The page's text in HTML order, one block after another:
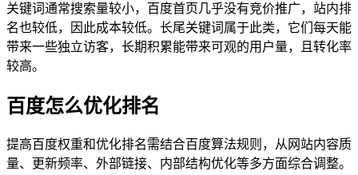
关键词通常搜索量较小，百度首页几乎没有竞价推广，站内排
名也较低，因此成本较低。长尾关键词属于此类，它们每天能
带来一些独立访客，长期积累能带来可观的用户量，且转化率
较高。
百度怎么优化排名
提高百度权重和优化排名需结合百度算法规则，从网站内容质
量、更新频率、外部链接、内部结构优化等多方面综合调整。